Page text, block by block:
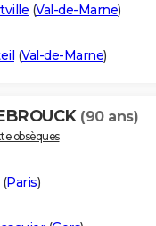
(Val-de-Marne)
(Val-de-Marne)
(90 ans)
obsèques
(Paris)